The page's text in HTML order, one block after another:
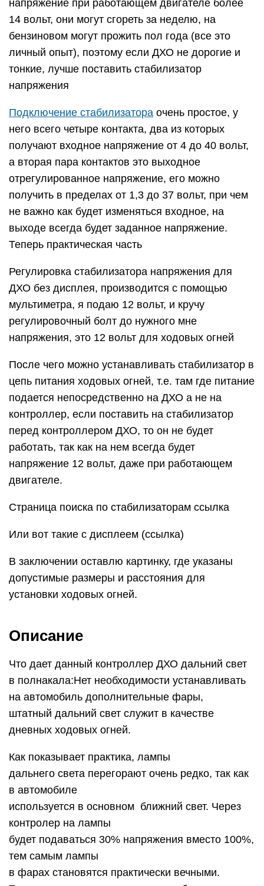
напряжение при работающем двигателе более
14 вольт, они могут сгореть за неделю, на
бензиновом могут прожить пол года (все это
личный опыт), поэтому если ДХО не дорогие и
тонкие, лучше поставить стабилизатор
напряжения
Подключение стабилизатора очень простое, у
него всего четыре контакта, два из которых
получают входное напряжение от 4 до 40 вольт,
а вторая пара контактов это выходное
отрегулированное напряжение, его можно
получить в пределах от 1,3 до 37 вольт, при чем
не важно как будет изменяться входное, на
выходе всегда будет заданное напряжение.
Теперь практическая часть
Регулировка стабилизатора напряжения для
ДХО без дисплея, производится с помощью
мультиметра, я подаю 12 вольт, и кручу
регулировочный болт до нужного мне
напряжения, это 12 вольт для ходовых огней
После чего можно устанавливать стабилизатор в
цепь питания ходовых огней, т.е. там где питание
подается непосредственно на ДХО а не на
контроллер, если поставить на стабилизатор
перед контроллером ДХО, то он не будет
работать, так как на нем всегда будет
напряжение 12 вольт, даже при работающем
двигателе.
Страница поиска по стабилизаторам ссылка
Или вот такие с дисплеем (ссылка)
В заключении оставлю картинку, где указаны
допустимые размеры и расстояния для
установки ходовых огней.
Описание
Что дает данный контроллер ДХО дальний свет
в полнакала:Нет необходимости устанавливать
на автомобиль дополнительные фары,
штатный дальний свет служит в качестве
дневных ходовых огней.
Как показывает практика, лампы
дальнего света перегорают очень редко, так как
в автомобиле
используется в основном ближний свет. Через
контролер на лампы
будет подаваться 30% напряжения вместо 100%,
тем самым лампы
в фарах становятся практически вечными.